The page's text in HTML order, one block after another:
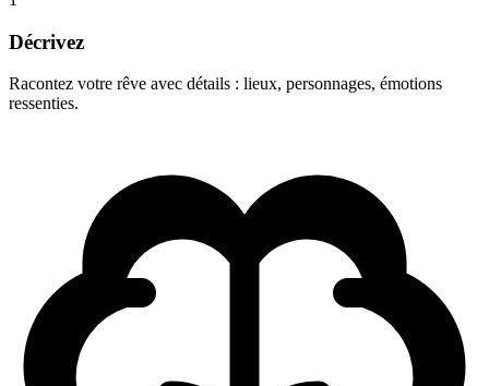
Décrivez
Racontez votre rêve avec détails : lieux, personnages, émotions
ressenties.